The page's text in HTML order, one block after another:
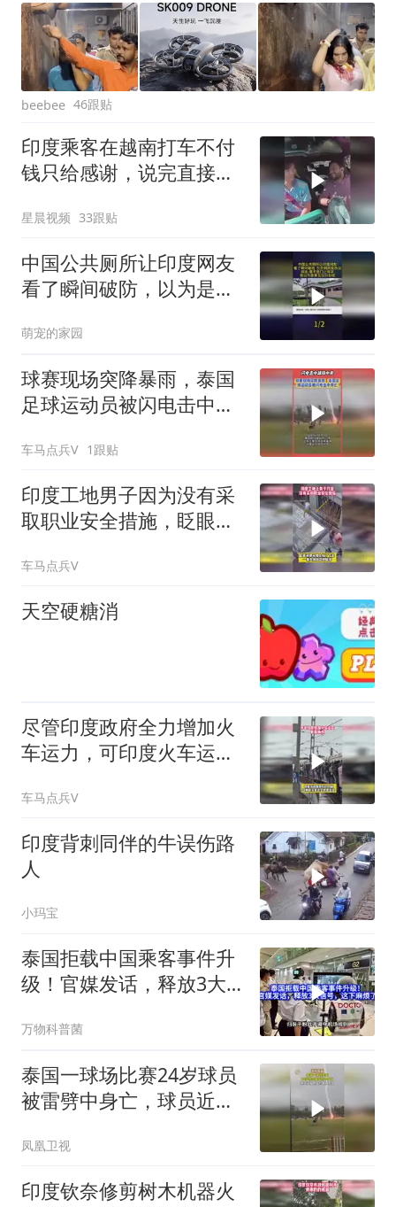
beebee 46跟贴
印度乘客在越南打车不付
钱只给感谢，说完直接下
星晨视频 33跟贴
中国公共厕所让印度网友
看了瞬间破防，以为是青
萌宠的家园
球赛现场突降暴雨，泰国
足球运动员被闪电击中身
车马点兵V 1跟贴
印度工地男子因为没有采
取职业安全措施，眨眼间
车马点兵V
天空硬糖消
尽管印度政府全力增加火
车运力，可印度火车运力
车马点兵V
印度背刺同伴的牛误伤路
人
小玛宝
泰国拒载中国乘客事件升
级！官媒发话，释放3大
万物科普菌
泰国一球场比赛24岁球员
被雷劈中身亡，球员近期
凤凰卫视
印度钦奈修剪树木机器火